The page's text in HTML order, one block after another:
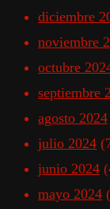
diciembre
noviembre
octubre
septiembre
agosto 2024
julio 2024
junio 2024
mayo 2024